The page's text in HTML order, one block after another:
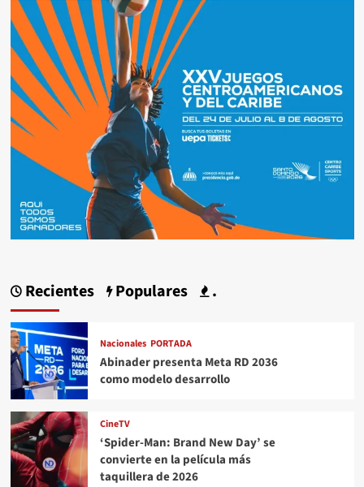
Recientes Populares .
Nacionales PORTADA
Abinader presenta Meta RD 2036
como modelo desarrollo
CineTV
‘Spider-Man: Brand New Day’ se
convierte en la película más
taquillera de 2026